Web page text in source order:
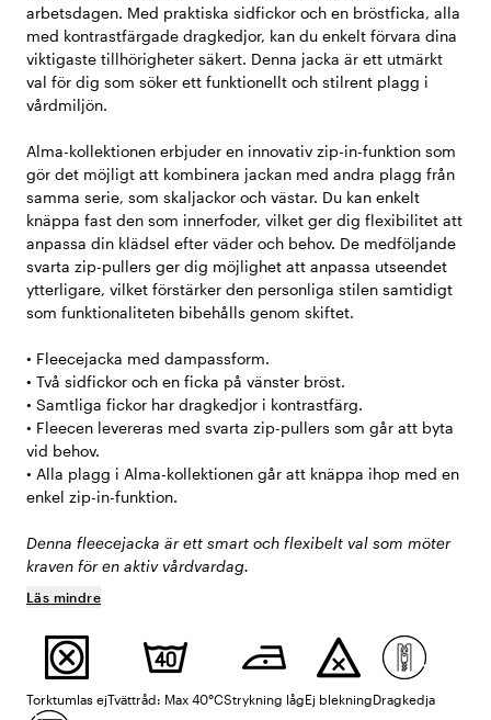
arbetsdagen. Med praktiska sidfickor och en bröstficka, alla
med kontrastfärgade dragkedjor, kan du enkelt förvara dina
viktigaste tillhörigheter säkert. Denna jacka är ett utmärkt
val för dig som söker ett funktionellt och stilrent plagg i
vårdmiljön.
Alma-kollektionen erbjuder en innovativ zip-in-funktion som
gör det möjligt att kombinera jackan med andra plagg från
samma serie, som skaljackor och västar. Du kan enkelt
knäppa fast den som innerfoder, vilket ger dig flexibilitet att
anpassa din klädsel efter väder och behov. De medföljande
svarta zip-pullers ger dig möjlighet att anpassa utseendet
ytterligare, vilket förstärker den personliga stilen samtidigt
som funktionaliteten bibehålls genom skiftet.
• Fleecejacka med dampassform.
• Två sidfickor och en ficka på vänster bröst.
• Samtliga fickor har dragkedjor i kontrastfärg.
• Fleecen levereras med svarta zip-pullers som går att byta
vid behov.
• Alla plagg i Alma-kollektionen går att knäppa ihop med en
enkel zip-in-funktion.
Denna fleecejacka är ett smart och flexibelt val som möter
kraven för en aktiv vårdvardag.
Läs mindre
Torktumlas ejTvättråd: Max 40°CStrykning lågEj blekningDragkedja